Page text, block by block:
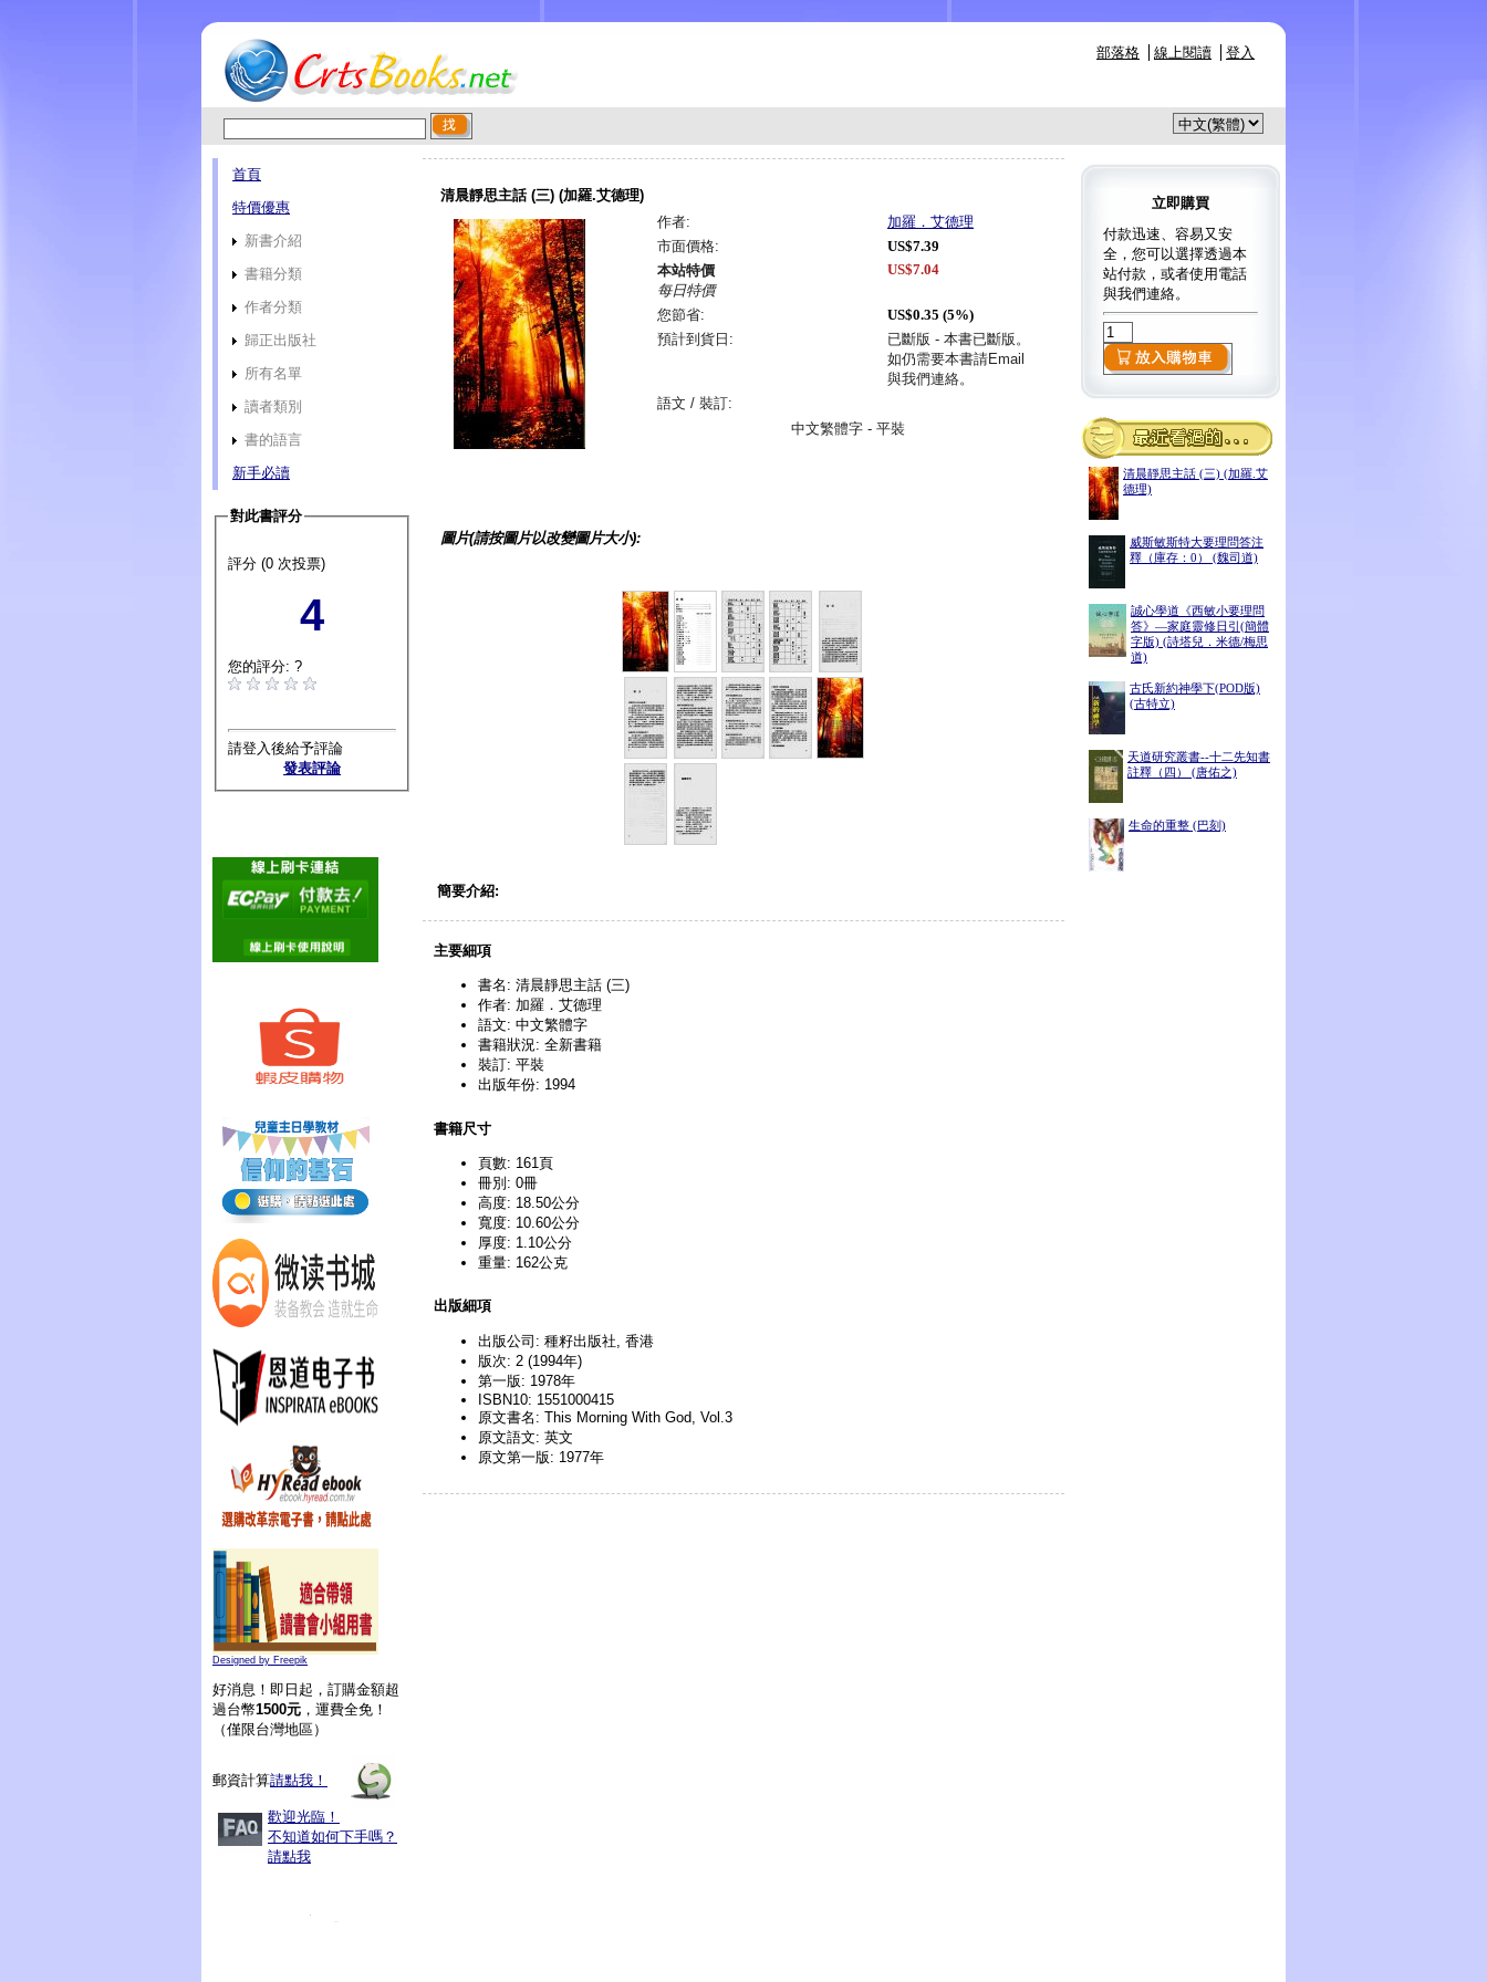
部落格 線上閱讀 登入
首頁
特價優惠
新書介紹
書籍分類
作者分類
歸正出版社
所有名單
讀者類別
書的語言
新手必讀
對此書評分
評分 (0 次投票)
4
您的評分: ?
請登入後給予評論
發表評論
Designed by Freepik
好消息！即日起，訂購金額超
過台幣1500元 ，運費全免！
（僅限台灣地區）
郵資計算請點我！
歡迎光臨！
不知道如何下手嗎？
請點我
立即購買
付款迅速、容易又安
全，您可以選擇透過本
站付款，或者使用電話
與我們連絡。
清晨靜思主話 (三) (加羅.艾
德理)
威斯敏斯特大要理問答注
釋（庫存：0） (魏司道)
誠心學道《西敏小要理問
答》―家庭靈修日引(簡體
字版) (詩塔兒．米德/梅思
道)
古氏新約神學下(POD版)
(古特立)
天道研究叢書--十二先知書
註釋（四） (唐佑之)
生命的重整 (巴刻)
清晨靜思主話 (三) (加羅.艾德理)
作者:
加羅．艾德理
市面價格:
US$7.39
本站特價
每日特價
US$7.04
您節省:
US$0.35 (5%)
預計到貨日:
已斷版 - 本書已斷版。
如仍需要本書請Email
與我們連絡。
語文 / 裝訂:
中文繁體字 - 平裝
圖片(請按圖片以改變圖片大小):
簡要介紹:
主要細項
書名: 清晨靜思主話 (三)
作者: 加羅．艾德理
語文: 中文繁體字
書籍狀況: 全新書籍
裝訂: 平裝
出版年份: 1994
書籍尺寸
頁數: 161頁
冊別: 0冊
高度: 18.50公分
寬度: 10.60公分
厚度: 1.10公分
重量: 162公克
出版細項
出版公司: 種籽出版社, 香港
版次: 2 (1994年)
第一版: 1978年
ISBN10: 1551000415
原文書名: This Morning With God, Vol.3
原文語文: 英文
原文第一版: 1977年